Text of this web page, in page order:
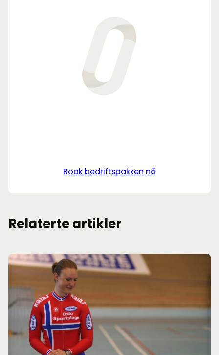
Book bedriftspakken nå
Relaterte artikler